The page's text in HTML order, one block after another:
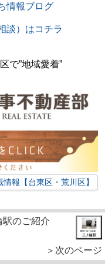
情報ブログ
談）はコチラ
で”地域愛着”
情報【台東区・荒川区】
駅のご紹介
＞次のページ